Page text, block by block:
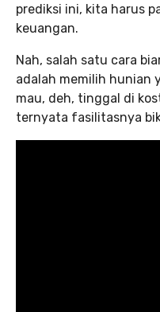
prediksi ini, kita harus
keuangan.
Nah, salah satu cara
adalah memilih hunian
mau, deh, tinggal di
ternyata fasilitasnya